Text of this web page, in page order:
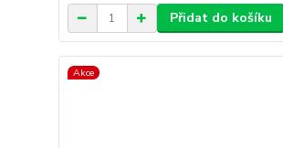
Přidat do košíku
Akce